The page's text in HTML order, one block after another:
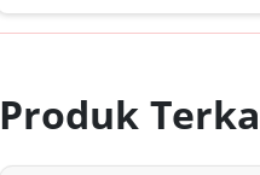
Produk